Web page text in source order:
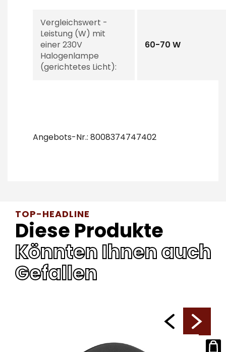
Vergleichswert -
Leistung (W) mit
einer 230V
Halogenlampe
(gerichtetes Licht):
60-70 W
Angebots-Nr.: 8008374747402
TOP-HEADLINE
Diese Produkte
Könnten Ihnen auch
Gefallen